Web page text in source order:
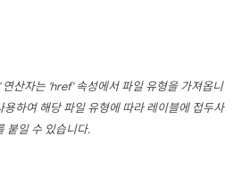
산자는 'href' 속성에서 파일 유형을 가져옵니
하여 해당 파일 유형에 따라 레이블에 접두사
붙일 수 있습니다.